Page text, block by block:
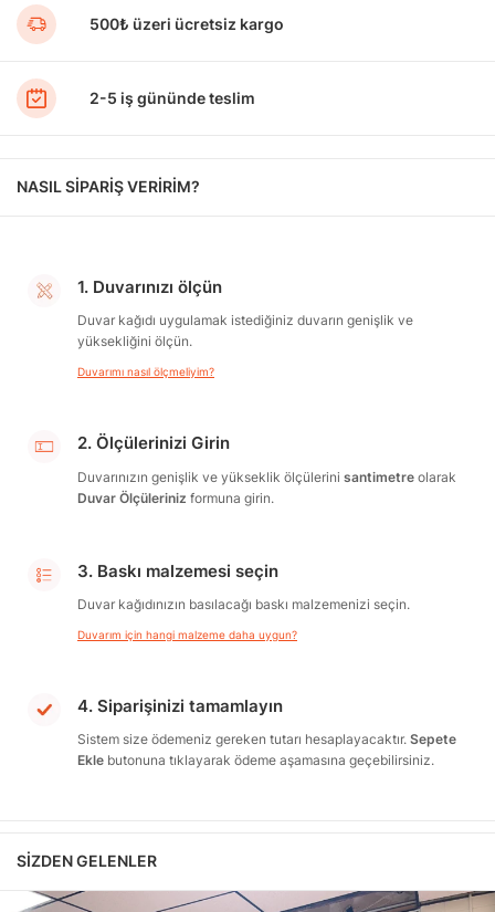
500₺ üzeri ücretsiz kargo
2-5 iş gününde teslim
NASIL SİPARİŞ VERİRİM?
1. Duvarınızı ölçün
Duvar kağıdı uygulamak istediğiniz duvarın genişlik ve
yüksekliğini ölçün.
Duvarımı nasıl ölçmeliyim?
2. Ölçülerinizi Girin
Duvarınızın genişlik ve yükseklik ölçülerini santimetre olarak
Duvar Ölçüleriniz formuna girin.
3. Baskı malzemesi seçin
Duvar kağıdınızın basılacağı baskı malzemenizi seçin.
Duvarım için hangi malzeme daha uygun?
4. Siparişinizi tamamlayın
Sistem size ödemeniz gereken tutarı hesaplayacaktır. Sepete
Ekle butonuna tıklayarak ödeme aşamasına geçebilirsiniz.
SIZDEN GELENLER